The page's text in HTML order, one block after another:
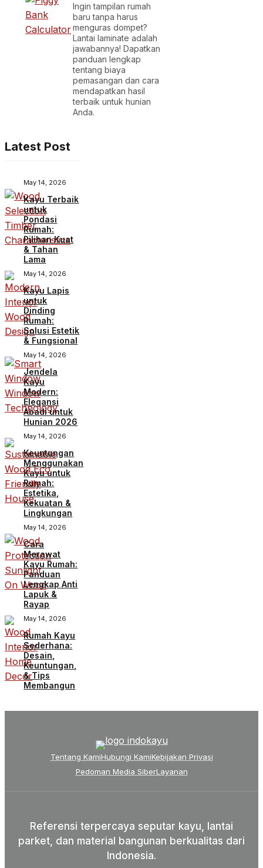
Ingin tampilan rumah
baru tanpa harus
menguras dompet?
Lantai laminate adalah
jawabannya! Dapatkan
panduan lengkap
tentang biaya
pemasangan dan cara
mendapatkan hasil
terbaik untuk hunian
Anda.
Latest Post
May 14, 2026
Kayu Terbaik
untuk
Pondasi
Rumah:
Pilihan Kuat
& Tahan
Lama
May 14, 2026
Kayu Lapis
untuk
Dinding
Rumah:
Solusi Estetik
& Fungsional
May 14, 2026
Jendela
Kayu
Modern:
Elegansi
Abadi untuk
Hunian 2026
May 14, 2026
Keuntungan
Menggunakan
Kayu untuk
Rumah:
Estetika,
Kekuatan &
Lingkungan
May 14, 2026
Cara
Merawat
Kayu Rumah:
Panduan
Lengkap Anti
Lapuk &
Rayap
May 14, 2026
Rumah Kayu
Sederhana:
Desain,
Keuntungan,
& Tips
Membangun
Tentang KamiHubungi KamiKebijakan Privasi
Pedoman Media SiberLayanan
Referensi terpercaya seputar kayu, lantai
parket, dan material bangunan berkualitas dari
Indonesia.